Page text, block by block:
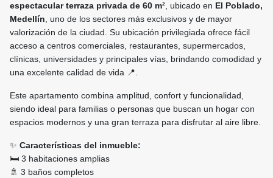
espectacular terraza privada de 60 m² , ubicado en El Poblado,
Medellín , uno de los sectores más exclusivos y de mayor
valorización de la ciudad. Su ubicación privilegiada ofrece fácil
acceso a centros comerciales, restaurantes, supermercados,
clínicas, universidades y principales vías, brindando comodidad y
una excelente calidad de vida 📍.
Este apartamento combina amplitud, confort y funcionalidad,
siendo ideal para familias o personas que buscan un hogar con
espacios modernos y una gran terraza para disfrutar al aire libre.
✨ Características del inmueble:
🛏️ 3 habitaciones amplias
🚿 3 baños completos